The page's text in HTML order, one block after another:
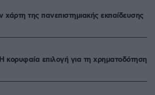
χάρτη της πανεπιστημιακής εκπαίδευσης
κορυφαία επιλογή για τη χρηματοδότηση